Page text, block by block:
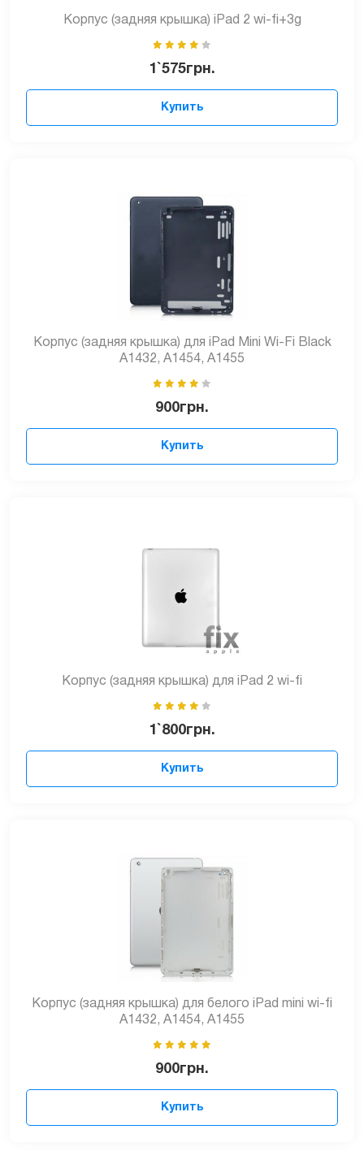
Корпус (задняя крышка) iPad 2 wi-fi+3g
1`575грн.
Купить
Корпус (задняя крышка) для iPad Mini Wi-Fi Black
A1432, A1454, A1455
900грн.
Купить
Корпус (задняя крышка) для iPad 2 wi-fi
1`800грн.
Купить
Корпус (задняя крышка) для белого iPad mini wi-fi
A1432, A1454, A1455
900грн.
Купить